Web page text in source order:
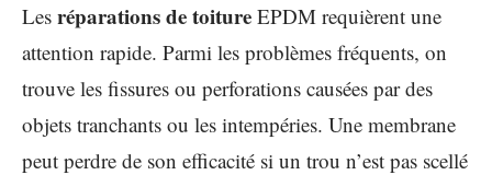
Les réparations de toiture EPDM requièrent une
attention rapide. Parmi les problèmes fréquents, on
trouve les fissures ou perforations causées par des
objets tranchants ou les intempéries. Une membrane
peut perdre de son efficacité si un trou n’est pas scellé